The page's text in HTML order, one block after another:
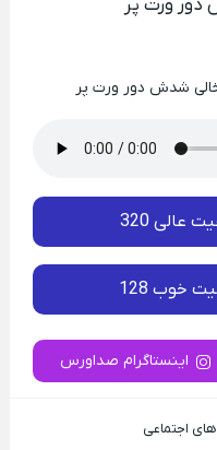
ورت پر
شدش دور ورت پر
عالی 320
خوب 128
اینستاگرام صداورس
اجتماعی